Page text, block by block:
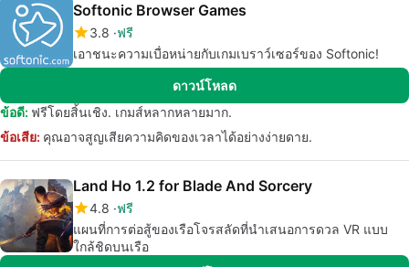
Softonic Browser Games
3.8 ฟรี
เอาชนะความเบื่อหน่ายกับเกมเบราว์เซอร์ของ Softonic!
ดาวน์โหลด
ข้อดี: ฟรีโดยสิ้นเชิง. เกมส์หลากหลายมาก.
ข้อเสีย: คุณอาจสูญเสียความคิดของเวลาได้อย่างง่ายดาย.
Land Ho 1.2 for Blade And Sorcery
4.8 ฟรี
แผนที่การต่อสู้ของเรือโจรสลัดที่นำเสนอการดวล VR แบบ
ใกล้ชิดบนเรือ